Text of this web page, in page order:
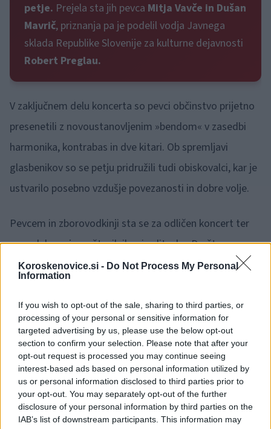
Koroskenovice.si - Do Not Process My Personal
Information
If you wish to opt-out of the sale, sharing to third parties, or
processing of your personal or sensitive information for
targeted advertising by us, please use the below opt-out
section to confirm your selection. Please note that after your
opt-out request is processed you may continue seeing
interest-based ads based on personal information utilized by
us or personal information disclosed to third parties prior to
your opt-out. You may separately opt-out of the further
disclosure of your personal information by third parties on the
IAB’s list of downstream participants. This information may
petje. Prejela sta jih pevca Mitja Vavče in Dušan
Mavrič, priznanja pa je podelil vodja Javnega
sklada Republike Slovenije za kulturne dejavnosti
Robert Preglau.
V zaključnem delu koncerta so pevci občinstvo prijetno
presenetili z novoustanovljenim »bendom« v zasedbi
harmonika, kontrabas in dve kitari. Ob spremljavi
glasbenikov so se petju pridružili tudi obiskovalci, kar je
ustvarilo posebno vzdušje povezanosti in dobre volje.
Pevcem in zborovodkinji sta se za odličen koncert ter
za sodelovanje na številnih prireditvah v Društvu
upokojencev in občini Dravograd zahvalilapredsednik
Robert Plimon.
Program koncerta je z besedo povezovala Kristina
Ločičnik.
1 / 8